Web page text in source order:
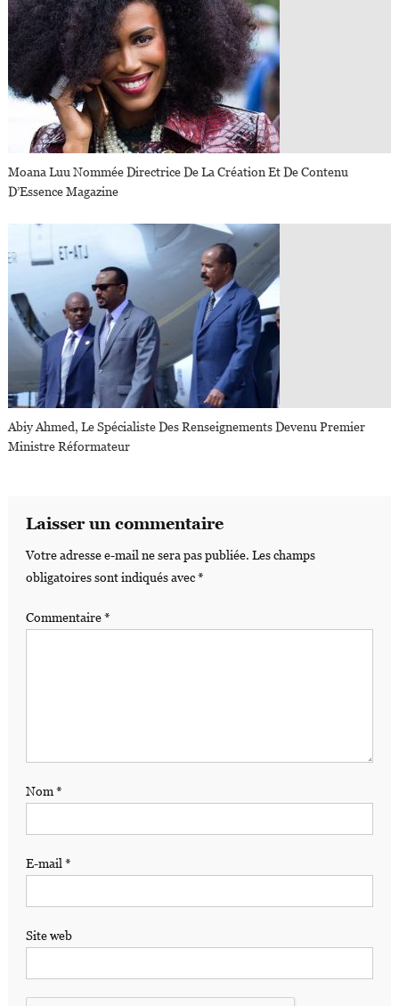
Moana Luu Nommée Directrice De La Création Et De Contenu
D’Essence Magazine
Abiy Ahmed, Le Spécialiste Des Renseignements Devenu Premier
Ministre Réformateur
Laisser un commentaire
Votre adresse e-mail ne sera pas publiée. Les champs
obligatoires sont indiqués avec*
Commentaire*
Nom*
E-mail *
Site web